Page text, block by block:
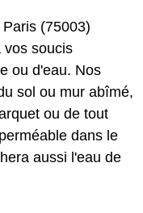
(75003)
vos soucis
ou d'eau. Nos
sol ou mur abîmé,
ou de tout
dans le
aussi l'eau de